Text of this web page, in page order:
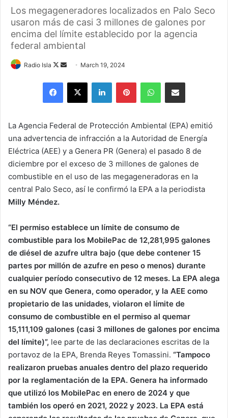
Los megageneradores localizados en Palo Seco
usaron más de casi 3 millones de galones por
encima del límite establecido por la agencia
federal ambiental
Radio Isla
Follow
Send
email
March 19, 2024
Facebook
X LinkedInPinterestWhatsAppShare via Email
La Agencia Federal de Protección Ambiental (EPA) emitió
una advertencia de infracción a la Autoridad de Energía
Eléctrica (AEE) y a Genera PR (Genera) el pasado 8 de
diciembre por el exceso de 3 millones de galones de
combustible en el uso de las megageneradoras en la
central Palo Seco, así le confirmó la EPA a la periodista
Milly Méndez.
“El permiso establece un límite de consumo de
combustible para los MobilePac de 12,281,995 galones
de diésel de azufre ultra bajo (que debe contener 15
partes por millón de azufre en peso o menos) durante
cualquier período consecutivo de 12 meses. La EPA alega
en su NOV que Genera, como operador, y la AEE como
propietario de las unidades, violaron el límite de
consumo de combustible en el permiso al quemar
15,111,109 galones (casi 3 millones de galones por encima
del límite)”, lee parte de las declaraciones escritas de la
portavoz de la EPA, Brenda Reyes Tomassini. “Tampoco
realizaron pruebas anuales dentro del plazo requerido
por la reglamentación de la EPA. Genera ha informado
que utilizó los MobilePac en enero de 2024 y que
también los operó en 2021, 2022 y 2023. La EPA está